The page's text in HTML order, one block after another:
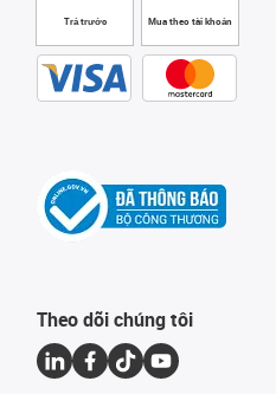
Trả trước Mua theo tài khoản
Theo dõi chúng tôi